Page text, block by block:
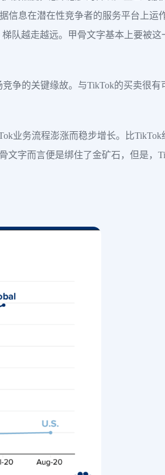
信息在潜在性竞争者的服务平台上运
队越走越远。甲骨文字基本上要被这
争的关键缘故。与TikTok的买卖很有
业务流程澎涨而稳步增长。比TikTok
文字而言便是绑住了金矿石，但是，